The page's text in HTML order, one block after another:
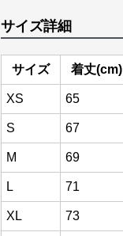
サイズ詳細
サイズ 着丈(cm)
XS 65
S 67
M 69
L 71
XL 73